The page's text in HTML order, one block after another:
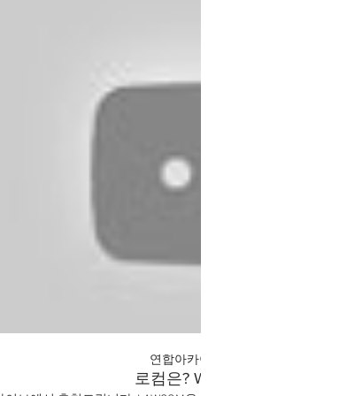
연합아카이브 Yonhap Archive
로컴은? What is LAWCOM?